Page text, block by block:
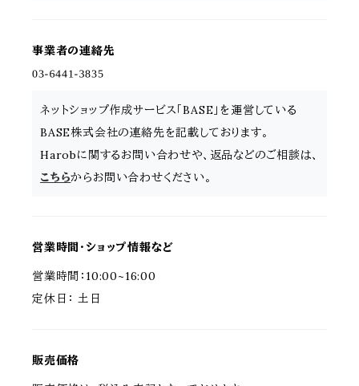
事業者の連絡先
ネットショップ作成サービス「BASE」を運営している
BASE株式会社の連絡先を記載しております。
Harobに関するお問い合わせや、返品などのご相談は、
こちらからお問い合わせください。
営業時間・ショップ情報など
営業時間：10:00~16:00
定休日： 土日
販売価格